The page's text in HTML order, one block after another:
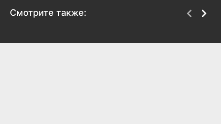
Смотрите также: